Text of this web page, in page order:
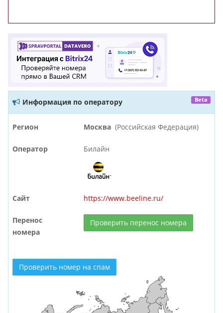
Информация по оператору Beta
Регион Москва (Российская Федерация)
Оператор Билайн
Сайт https://www.beeline.ru/
Перенос
номера
Проверить перенос номера
Проверить номер на спам